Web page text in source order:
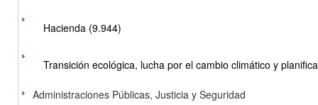
Hacienda (9.944)
Transición ecológica, lucha por el cambio climático y
Administraciones Públicas, Justicia y Seguridad